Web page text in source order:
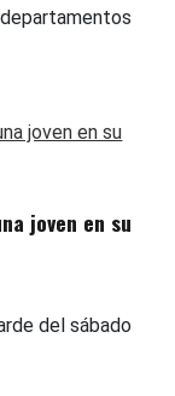
joven en su
del sábado